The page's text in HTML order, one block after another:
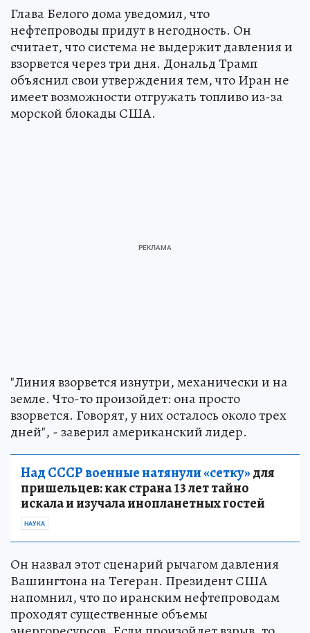
Глава Белого дома уведомил, что
нефтепроводы придут в негодность. Он
считает, что система не выдержит давления и
взорвется через три дня. Дональд Трамп
объяснил свои утверждения тем, что Иран не
имеет возможности отгружать топливо из-за
морской блокады США.
"Линия взорвется изнутри, механически и на
земле. Что-то произойдет: она просто
взорвется. Говорят, у них осталось около трех
дней", - заверил американский лидер.
Над СССР военные натянули «сетку»для
пришельцев: как страна 13 лет тайно
искала и изучала инопланетных гостей
НАУКА
Он назвал этот сценарий рычагом давления
Вашингтона на Тегеран. Президент США
напомнил, что по иранским нефтепроводам
проходят существенные объемы